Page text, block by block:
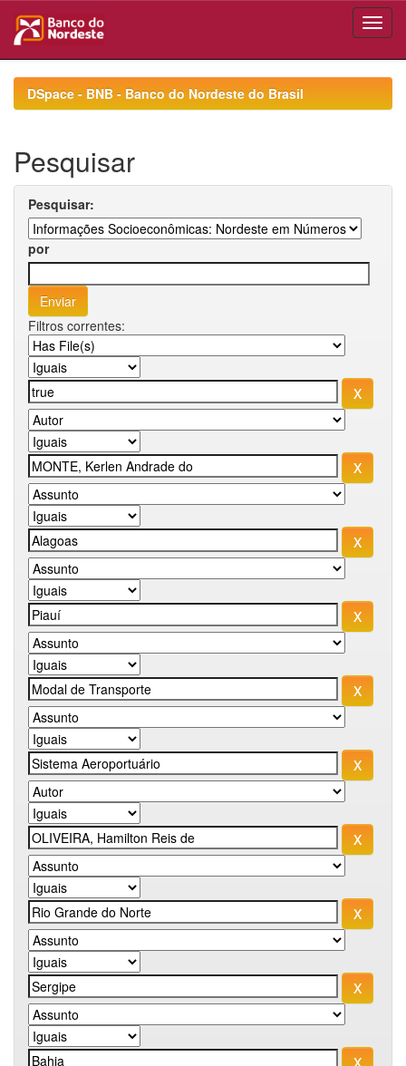
navigationDSpace - BNB - Banco do Nordeste do Brasil
Pesquisar
Pesquisar:
por
Filtros correntes: